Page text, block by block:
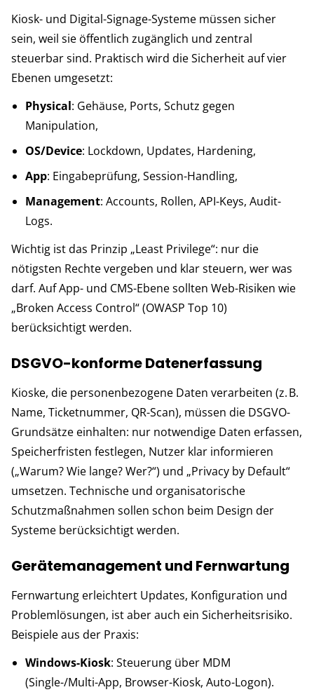
Kiosk- und Digital-Signage-Systeme müssen sicher
sein, weil sie öffentlich zugänglich und zentral
steuerbar sind. Praktisch wird die Sicherheit auf vier
Ebenen umgesetzt:
Physical: Gehäuse, Ports, Schutz gegen
Manipulation,
OS/Device: Lockdown, Updates, Hardening,
App: Eingabeprüfung, Session-Handling,
Management: Accounts, Rollen, API-Keys, Audit-
Logs.
Wichtig ist das Prinzip „Least Privilege“: nur die
nötigsten Rechte vergeben und klar steuern, wer was
darf. Auf App- und CMS-Ebene sollten Web-Risiken wie
„Broken Access Control“ (OWASP Top 10)
berücksichtigt werden.
DSGVO-konforme Datenerfassung
Kioske, die personenbezogene Daten verarbeiten (z. B.
Name, Ticketnummer, QR-Scan), müssen die DSGVO-
Grundsätze einhalten: nur notwendige Daten erfassen,
Speicherfristen festlegen, Nutzer klar informieren
(„Warum? Wie lange? Wer?“) und „Privacy by Default“
umsetzen. Technische und organisatorische
Schutzmaßnahmen sollen schon beim Design der
Systeme berücksichtigt werden.
Gerätemanagement und Fernwartung
Fernwartung erleichtert Updates, Konfiguration und
Problemlösungen, ist aber auch ein Sicherheitsrisiko.
Beispiele aus der Praxis:
Windows-Kiosk: Steuerung über MDM
(Single-/Multi-App, Browser-Kiosk, Auto-Logon).